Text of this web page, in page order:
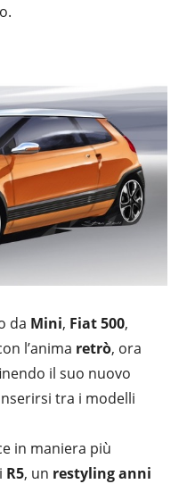
da Mini, Fiat 500,
l’anima retrò, ora
il suo nuovo
tra i modelli
in maniera più
R5, un restyling anni